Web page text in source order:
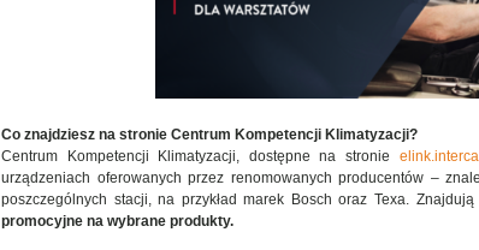
Co znajdziesz na stronie Centrum Kompetencji Klimatyzacji?
Centrum Kompetencji Klimatyzacji, dostępne na stronie
urządzeniach oferowanych przez renomowanych producentów –
poszczególnych stacji, na przykład marek Bosch oraz Texa.
promocyjne na wybrane produkty.